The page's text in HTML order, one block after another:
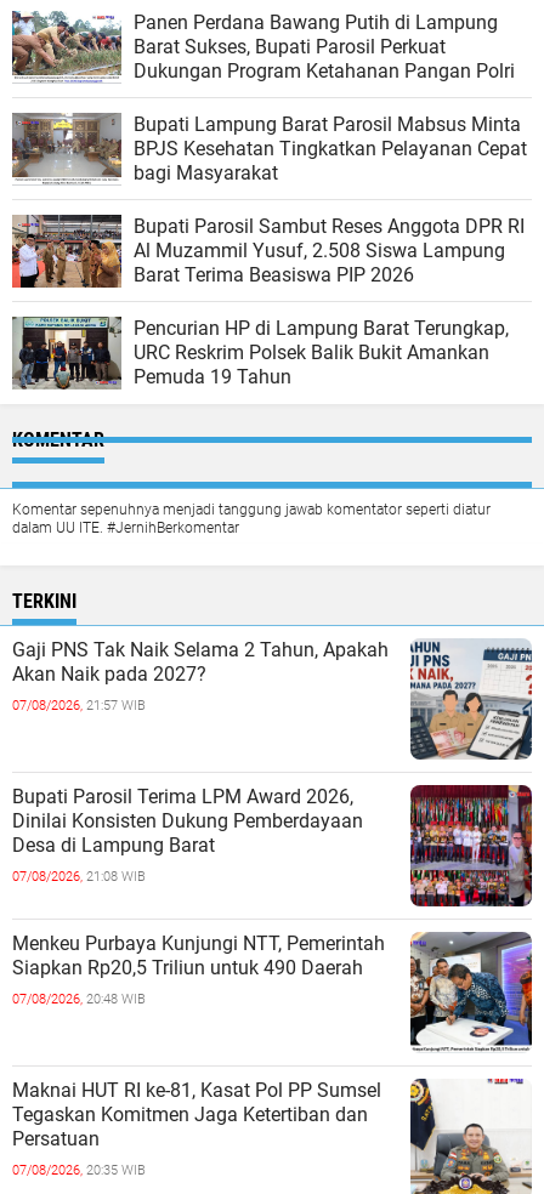
Panen Perdana Bawang Putih di Lampung
Barat Sukses, Bupati Parosil Perkuat
Dukungan Program Ketahanan Pangan Polri
Bupati Lampung Barat Parosil Mabsus Minta
BPJS Kesehatan Tingkatkan Pelayanan Cepat
bagi Masyarakat
Bupati Parosil Sambut Reses Anggota DPR RI
Al Muzammil Yusuf, 2.508 Siswa Lampung
Barat Terima Beasiswa PIP 2026
Pencurian HP di Lampung Barat Terungkap,
URC Reskrim Polsek Balik Bukit Amankan
Pemuda 19 Tahun
KOMENTAR
Komentar sepenuhnya menjadi tanggung jawab komentator seperti diatur
dalam UU ITE. #JernihBerkomentar
TERKINI
Gaji PNS Tak Naik Selama 2 Tahun, Apakah
Akan Naik pada 2027?
07/08/2026, 21:57 WIB
Bupati Parosil Terima LPM Award 2026,
Dinilai Konsisten Dukung Pemberdayaan
Desa di Lampung Barat
07/08/2026, 21:08 WIB
Menkeu Purbaya Kunjungi NTT, Pemerintah
Siapkan Rp20,5 Triliun untuk 490 Daerah
07/08/2026, 20:48 WIB
Maknai HUT RI ke-81, Kasat Pol PP Sumsel
Tegaskan Komitmen Jaga Ketertiban dan
Persatuan
07/08/2026, 20:35 WIB